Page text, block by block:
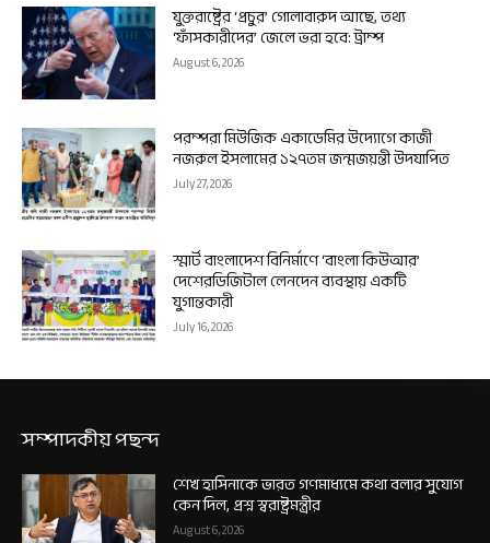
যুক্তরাষ্ট্রের ‘প্রচুর’ গোলাবারুদ আছে, তথ্য
‘ফাঁসকারীদের’ জেলে ভরা হবে: ট্রাম্প
August 6, 2026
পরম্পরা মিউজিক একাডেমির উদ্যোগে কাজী
নজরুল ইসলামের ১২৭তম জন্মজয়ন্তী উদযাপিত
July 27, 2026
স্মার্ট বাংলাদেশ বিনির্মাণে ‘বাংলা কিউআর’
দেশেরডিজিটাল লেনদেন ব্যবস্থায় একটি
যুগান্তকারী
July 16, 2026
সম্পাদকীয় পছন্দ
শেখ হাসিনাকে ভারত গণমাধ্যমে কথা বলার সুযোগ
কেন দিল, প্রশ্ন স্বরাষ্ট্রমন্ত্রীর
August 6, 2026